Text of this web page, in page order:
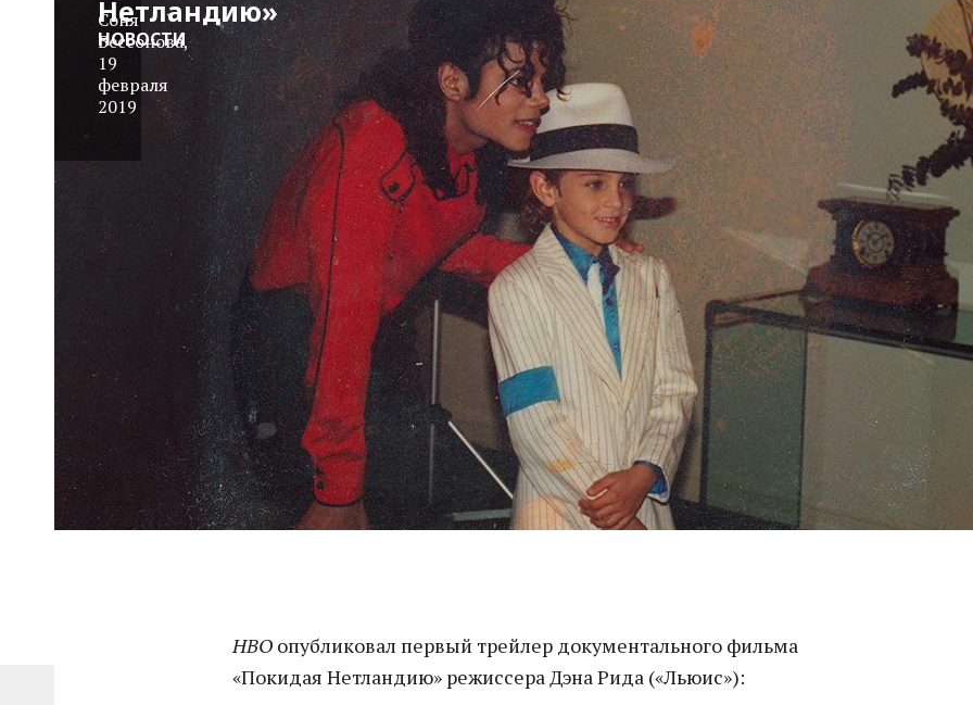
Нетландию»
Соня
Бессонова,
19
февраля
2019
НОВОСТИ
HBO опубликовал первый трейлер документального фильма
«Покидая Нетландию» режиссера Дэна Рида («Льюис»):